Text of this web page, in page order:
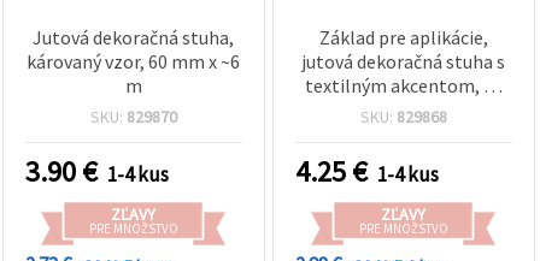
Jutová dekoračná stuha,
károvaný vzor, 60 mm x ~6
m
SKU: 829870
3.90€ 1-4 kus
ZĽAVY
PRE MNOŽSTVO
Základ pre aplikácie,
jutová dekoračná stuha s
textilným akcentom, 60
mm x 6 m
SKU: 829868
4.25€ 1-4 kus
ZĽAVY
PRE MNOŽSTVO